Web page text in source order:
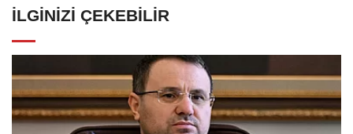
İLGINIZI ÇEKEBILIR